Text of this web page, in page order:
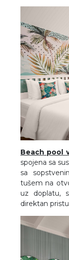
Beach pool
spojena sa
sa
tušem na
uz doplatu,
direktan